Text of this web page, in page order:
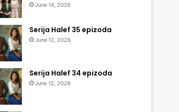
June 14, 2026
Serija Halef 35 epizoda
June 12, 2026
Serija Halef 34 epizoda
June 12, 2026